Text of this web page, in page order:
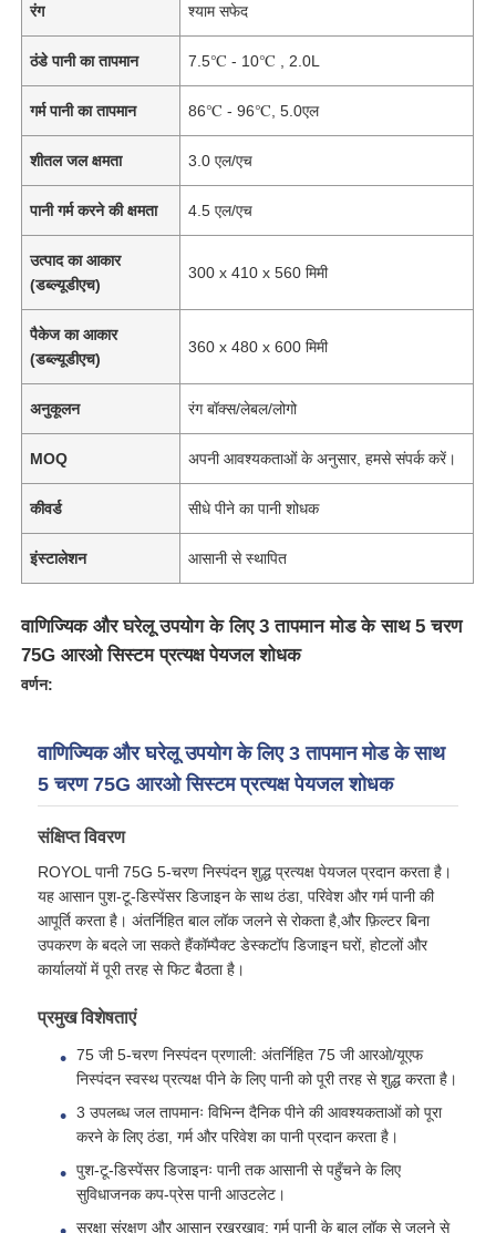
होम
उत्पाद
हमारे बारे में
फैक्टरी यात्रा
गुणवत्ता नियंत्रण
हमसे संपर्क करें
समाचार
पानी की परफान
रंग श्याम सफेद
ठंडे पानी का तापमान 7.5℃ - 10℃ , 2.0L
गर्म पानी का तापमान 86℃ - 96℃, 5.0एल
शीतल जल क्षमता 3.0 एल/एच
पानी गर्म करने की क्षमता 4.5 एल/एच
उत्पाद का आकार
(डब्ल्यूडीएच)
300 x 410 x 560 मिमी
पैकेज का आकार
(डब्ल्यूडीएच)
360 x 480 x 600 मिमी
अनुकूलन रंग बॉक्स/लेबल/लोगो
MOQ अपनी आवश्यकताओं के अनुसार, हमसे संपर्क करें।
कीवर्ड सीधे पीने का पानी शोधक
इंस्टालेशन आसानी से स्थापित
वाणिज्यिक और घरेलू उपयोग के लिए 3 तापमान मोड के साथ 5 चरण
75G आरओ सिस्टम प्रत्यक्ष पेयजल शोधक
वर्णन:
वाणिज्यिक और घरेलू उपयोग के लिए 3 तापमान मोड के साथ
5 चरण 75G आरओ सिस्टम प्रत्यक्ष पेयजल शोधक
संक्षिप्त विवरण
ROYOL पानी 75G 5-चरण निस्पंदन शुद्ध प्रत्यक्ष पेयजल प्रदान करता है।
यह आसान पुश-टू-डिस्पेंसर डिजाइन के साथ ठंडा, परिवेश और गर्म पानी की
आपूर्ति करता है। अंतर्निहित बाल लॉक जलने से रोकता है,और फ़िल्टर बिना
उपकरण के बदले जा सकते हैंकॉम्पैक्ट डेस्कटॉप डिजाइन घरों, होटलों और
कार्यालयों में पूरी तरह से फिट बैठता है।
प्रमुख विशेषताएं
75 जी 5-चरण निस्पंदन प्रणाली: अंतर्निहित 75 जी आरओ/यूएफ
निस्पंदन स्वस्थ प्रत्यक्ष पीने के लिए पानी को पूरी तरह से शुद्ध करता है।
3 उपलब्ध जल तापमानः विभिन्न दैनिक पीने की आवश्यकताओं को पूरा
करने के लिए ठंडा, गर्म और परिवेश का पानी प्रदान करता है।
पुश-टू-डिस्पेंसर डिजाइनः पानी तक आसानी से पहुँचने के लिए
सुविधाजनक कप-प्रेस पानी आउटलेट।
सुरक्षा संरक्षण और आसान रखरखाव: गर्म पानी के बाल लॉक से जलने से